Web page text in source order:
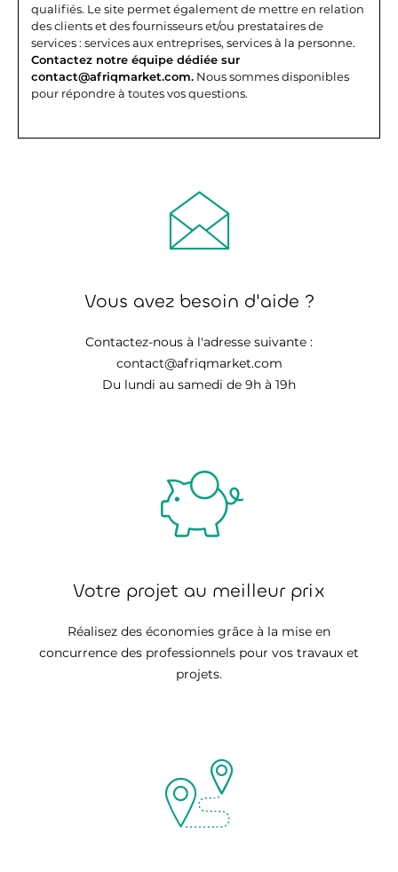
qualifiés. Le site permet également de mettre en relation
des clients et des fournisseurs et/ou prestataires de
services : services aux entreprises, services à la personne.
Contactez notre équipe dédiée sur
contact@afriqmarket.com. Nous sommes disponibles
pour répondre à toutes vos questions.
Vous avez besoin d'aide ?
Contactez-nous à l'adresse suivante :
contact@afriqmarket.com
Du lundi au samedi de 9h à 19h
Votre projet au meilleur prix
Réalisez des économies grâce à la mise en
concurrence des professionnels pour vos travaux et
projets.